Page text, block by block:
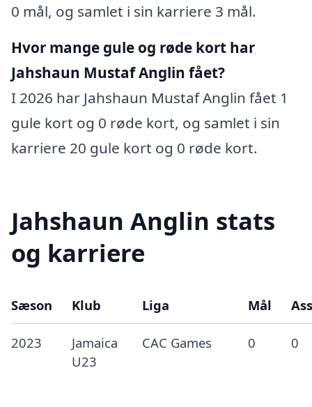
0 mål, og samlet i sin karriere 3 mål.
Hvor mange gule og røde kort har
Jahshaun Mustaf Anglin fået?
I 2026 har Jahshaun Mustaf Anglin fået 1
gule kort og 0 røde kort, og samlet i sin
karriere 20 gule kort og 0 røde kort.
Jahshaun Anglin stats
og karriere
Sæson Klub Liga Mål
2023
Jamaica
U23
CAC Games 0 0